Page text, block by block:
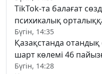
TikTok-та балағат
психикалық
Бүгін, 14:35
Қазақстанда
шарт көлемі 46
Бүгін, 14:28